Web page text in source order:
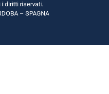
i diritti riservati.
– SPAGNA